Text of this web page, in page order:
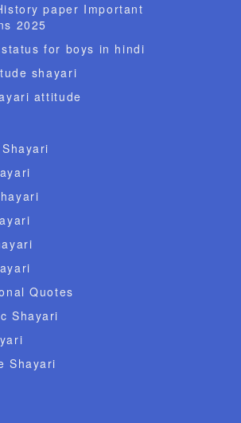
paper Important
2025
for boys in hindi
shayari
attitude
Quotes
Shayari
Shayari